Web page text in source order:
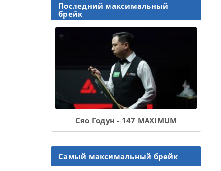
Последний максимальный
брейк
Сяо Годун - 147 MAXIMUM
Самый максимальный брейк